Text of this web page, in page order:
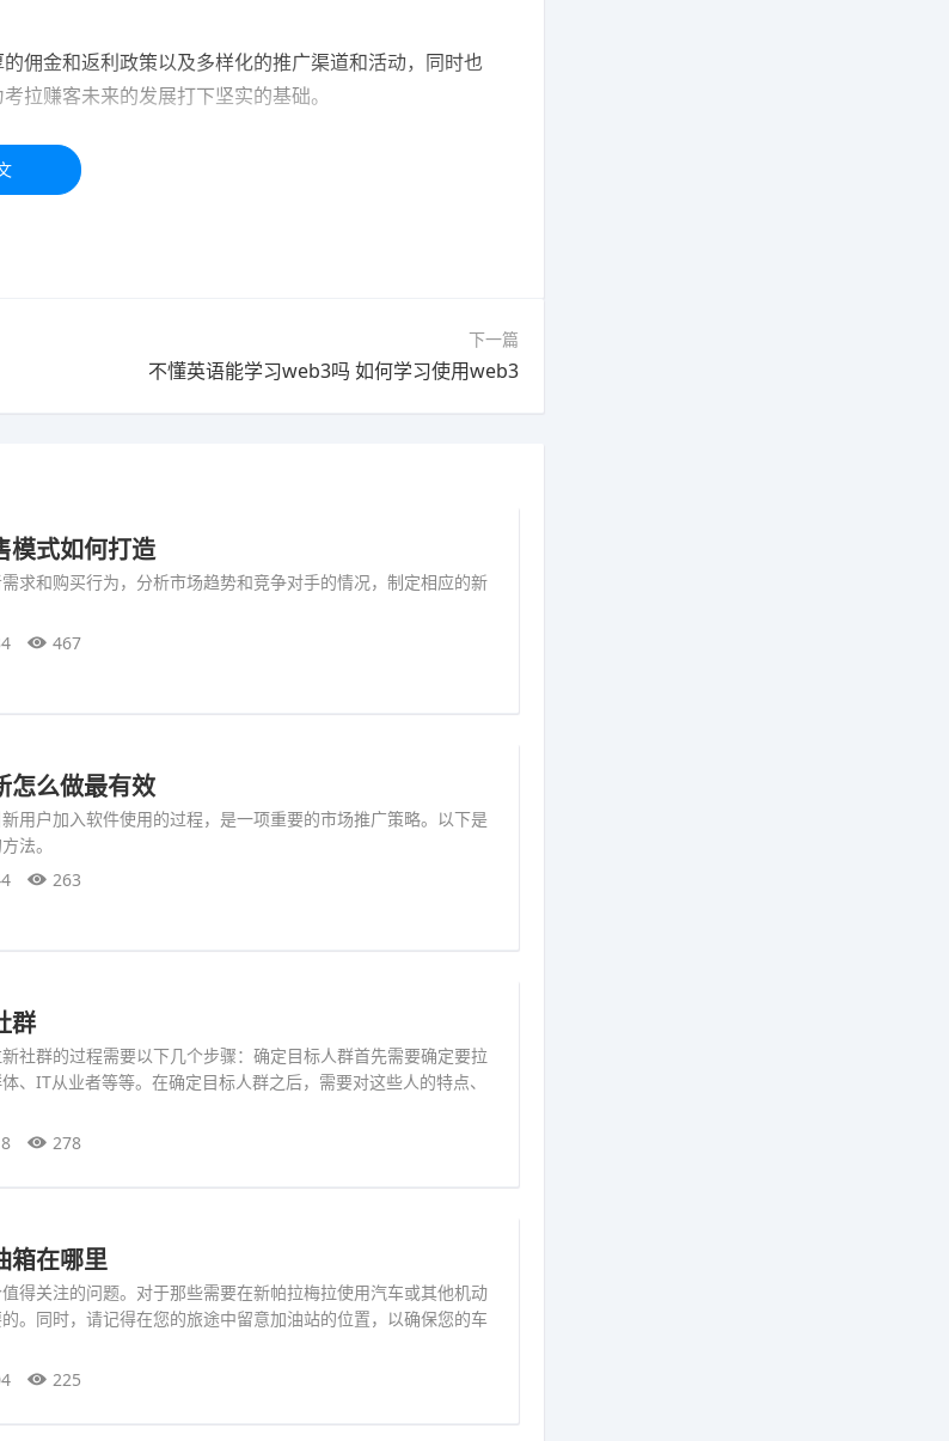
佣金和返利政策以及多样化的推广渠道和活动，同时也
拉赚客未来的发展打下坚实的基础。
疑问，请联系我们48小时处理！！！！
下一篇
不懂英语能学习web3吗 如何学习使用web3
模式如何打造
求和购买行为，分析市场趋势和竞争对手的情况，制定相应的新
467
怎么做最有效
用户加入软件使用的过程，是一项重要的市场推广策略。以下是
法。
263
群
社群的过程需要以下几个步骤：确定目标人群首先需要确定要拉
、IT从业者等等。在确定目标人群之后，需要对这些人的特点、
278
箱在哪里
得关注的问题。对于那些需要在新帕拉梅拉使用汽车或其他机动
。同时，请记得在您的旅途中留意加油站的位置，以确保您的车
225